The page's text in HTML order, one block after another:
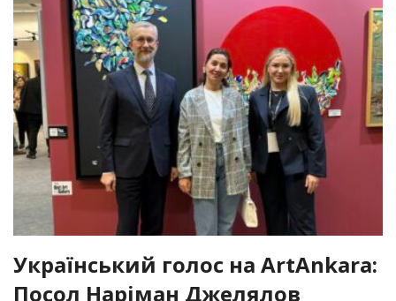
Український голос на ArtAnkara:
Посол Наріман Джелялов